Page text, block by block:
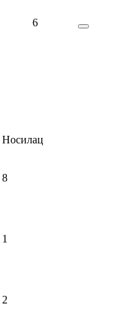
6
Носилац
8
1
2